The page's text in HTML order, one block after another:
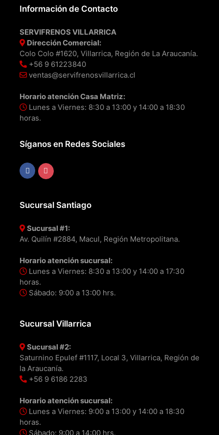
Información de Contacto
SERVIFRENOS VILLARRICA
Dirección Comercial:
Colo Colo #1620, Villarrica, Región de La Araucanía.
+56 9 61223840
ventas@servifrenosvillarrica.cl
Horario atención Casa Matriz:
Lunes a Viernes: 8:30 a 13:00 y 14:00 a 18:30
horas.
Síganos en Redes Sociales
Sucursal Santiago
Sucursal #1:
Av. Quilín #2884, Macul, Región Metropolitana.
Horario atención sucursal:
Lunes a Viernes: 8:30 a 13:00 y 14:00 a 17:30
horas.
Sábado: 9:00 a 13:00 hrs.
Sucursal Villarrica
Sucursal #2:
Saturnino Epulef #1117, Local 3, Villarrica, Región de
la Araucanía.
+56 9 6186 2283
Horario atención sucursal:
Lunes a Viernes: 9:00 a 13:00 y 14:00 a 18:30
horas.
Sábado: 9:00 a 14:00 hrs.